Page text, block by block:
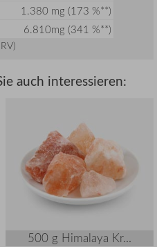
1.380 mg (173 %**)
6.810mg (341 %**)
auch interessieren:
500 g Himalaya Kr...